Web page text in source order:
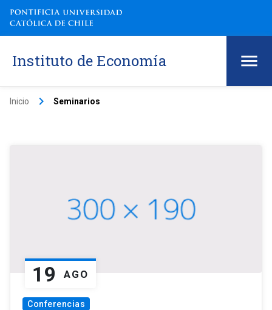
Instituto de Economía
Inicio keyboard_arrow_right Seminarios
19 AGO
Conferencias